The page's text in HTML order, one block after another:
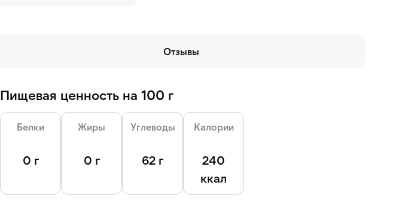
Отзывы
Пищевая ценность на 100 г
Белки
0 г
Жиры
0 г
Углеводы
62 г
Калории
240
ккал